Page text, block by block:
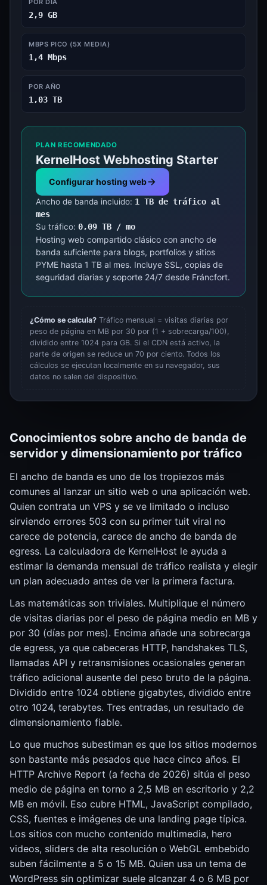
POR DÍA
2,9 GB
MBPS PICO (5X MEDIA)
1,4 Mbps
POR AÑO
1,03 TB
PLAN RECOMENDADO
KernelHost Webhosting Starter
Configurar hosting web
Ancho de banda incluido: 1 TB de tráfico al
mes
Su tráfico: 0,09 TB / mo
Hosting web compartido clásico con ancho de
banda suficiente para blogs, portfolios y sitios
PYME hasta 1 TB al mes. Incluye SSL, copias de
seguridad diarias y soporte 24/7 desde Fráncfort.
¿Cómo se calcula? Tráfico mensual = visitas diarias por
peso de página en MB por 30 por (1 + sobrecarga/100),
dividido entre 1024 para GB. Si el CDN está activo, la
parte de origen se reduce un 70 por ciento. Todos los
cálculos se ejecutan localmente en su navegador, sus
datos no salen del dispositivo.
Conocimientos sobre ancho de banda de
servidor y dimensionamiento por tráfico
El ancho de banda es uno de los tropiezos más
comunes al lanzar un sitio web o una aplicación web.
Quien contrata un VPS y se ve limitado o incluso
sirviendo errores 503 con su primer tuit viral no
carece de potencia, carece de ancho de banda de
egress. La calculadora de KernelHost le ayuda a
estimar la demanda mensual de tráfico realista y elegir
un plan adecuado antes de ver la primera factura.
Las matemáticas son triviales. Multiplique el número
de visitas diarias por el peso de página medio en MB y
por 30 (días por mes). Encima añade una sobrecarga
de egress, ya que cabeceras HTTP, handshakes TLS,
llamadas API y retransmisiones ocasionales generan
tráfico adicional ausente del peso bruto de la página.
Dividido entre 1024 obtiene gigabytes, dividido entre
otro 1024, terabytes. Tres entradas, un resultado de
dimensionamiento fiable.
Lo que muchos subestiman es que los sitios modernos
son bastante más pesados que hace cinco años. El
HTTP Archive Report (a fecha de 2026) sitúa el peso
medio de página en torno a 2,5 MB en escritorio y 2,2
MB en móvil. Eso cubre HTML, JavaScript compilado,
CSS, fuentes e imágenes de una landing page típica.
Los sitios con mucho contenido multimedia, hero
videos, sliders de alta resolución o WebGL embebido
suben fácilmente a 5 o 15 MB. Quien usa un tema de
WordPress sin optimizar suele alcanzar 4 o 6 MB por